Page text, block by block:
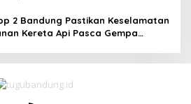
2 Bandung Pastikan Keselamatan
Kereta Api Pasca Gempa